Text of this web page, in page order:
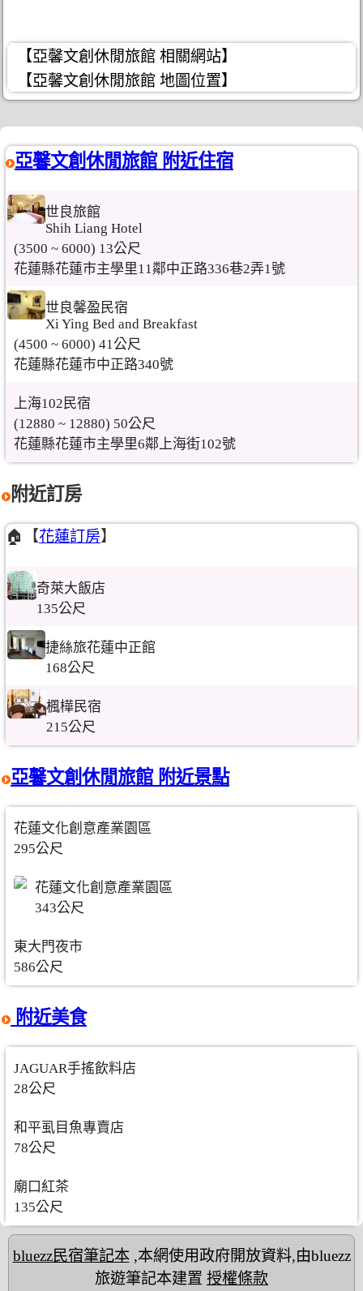
【亞馨文創休閒旅館 相關網站】
【亞馨文創休閒旅館 地圖位置】
亞馨文創休閒旅館 附近住宿
世良旅館
Shih Liang Hotel
(3500 ~ 6000) 13公尺
花蓮縣花蓮市主學里11鄰中正路336巷2弄1號
世良馨盈民宿
Xi Ying Bed and Breakfast
(4500 ~ 6000) 41公尺
花蓮縣花蓮市中正路340號
上海102民宿
(12880 ~ 12880) 50公尺
花蓮縣花蓮市主學里6鄰上海街102號
附近訂房
🏠【花蓮訂房】
奇萊大飯店
135公尺
捷絲旅花蓮中正館
168公尺
楓樺民宿
215公尺
亞馨文創休閒旅館 附近景點
花蓮文化創意產業園區
295公尺
花蓮文化創意產業園區
343公尺
東大門夜市
586公尺
附近美食
JAGUAR手搖飲料店
28公尺
和平虱目魚專賣店
78公尺
廟口紅茶
135公尺
bluezz民宿筆記本,本網使用政府開放資料,由bluezz
旅遊筆記本建置 授權條款